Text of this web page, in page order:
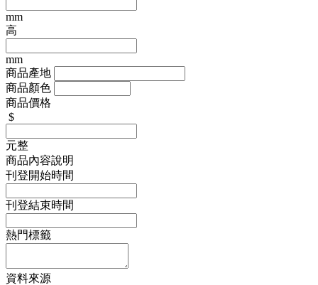
mm
高
mm
商品產地
商品顏色
商品價格
$
元整
商品內容說明
刊登開始時間
刊登結束時間
熱門標籤
資料來源